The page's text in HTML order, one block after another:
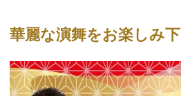
華麗な演舞をお楽しみ